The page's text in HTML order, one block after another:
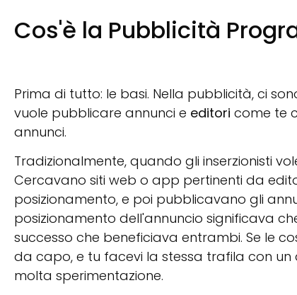
Cos'è la Pubblicità
Prima di tutto: le basi. Nella pubblicità, ci
vuole pubblicare annunci e editori come te
annunci.
Tradizionalmente, quando gli inserzionisti
Cercavano siti web o app pertinenti da
posizionamento, e poi pubblicavano gli
posizionamento dell'annuncio significava
successo che beneficiava entrambi. Se le
da capo, e tu facevi la stessa trafila con un
molta sperimentazione.